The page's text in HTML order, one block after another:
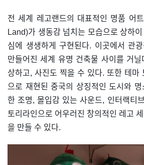
전 세계 레고랜드의 대표적인 명품 어
Land)가 생동감 넘치는 모습으로 상하
심에 생생하게 구현된다. 이곳에서 관
만들어진 세계 유명 건축물 사이를 거
상하고, 사진도 찍을 수 있다. 또한 테마
으로 재현된 중국의 상징적인 도시와
한 조명, 몰입감 있는 사운드, 인터랙티
토리라인으로 어우러진 창의적인 레고
을 만들 수 있다.